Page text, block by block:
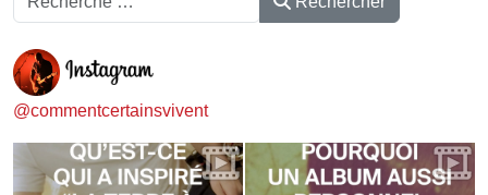
@commentcertainsvivent